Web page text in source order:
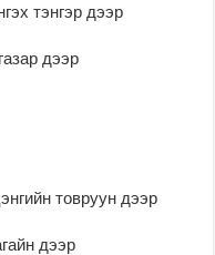
тэнгэр дээр
дээр
товруун дээр
дээр